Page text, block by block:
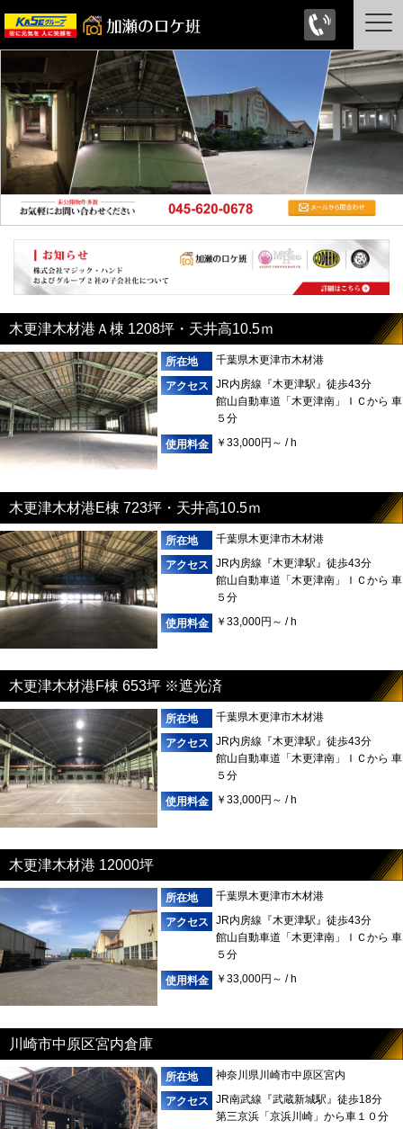
木更津木材港Ａ棟 1208坪・天井高10.5ｍ
千葉県木更津市木材港
JR内房線『木更津駅』徒歩43分
館山自動車道「木更津南」ＩＣから 車
５分
￥33,000円～ / h
木更津木材港E棟 723坪・天井高10.5ｍ
千葉県木更津市木材港
JR内房線『木更津駅』徒歩43分
館山自動車道「木更津南」ＩＣから 車
５分
￥33,000円～ / h
木更津木材港F棟 653坪 ※遮光済
千葉県木更津市木材港
JR内房線『木更津駅』徒歩43分
館山自動車道「木更津南」ＩＣから 車
５分
￥33,000円～ / h
木更津木材港 12000坪
千葉県木更津市木材港
JR内房線『木更津駅』徒歩43分
館山自動車道「木更津南」ＩＣから 車
５分
￥33,000円～ / h
川崎市中原区宮内倉庫
神奈川県川崎市中原区宮内
JR南武線『武蔵新城駅』徒歩18分
第三京浜「京浜川崎」から車１０分